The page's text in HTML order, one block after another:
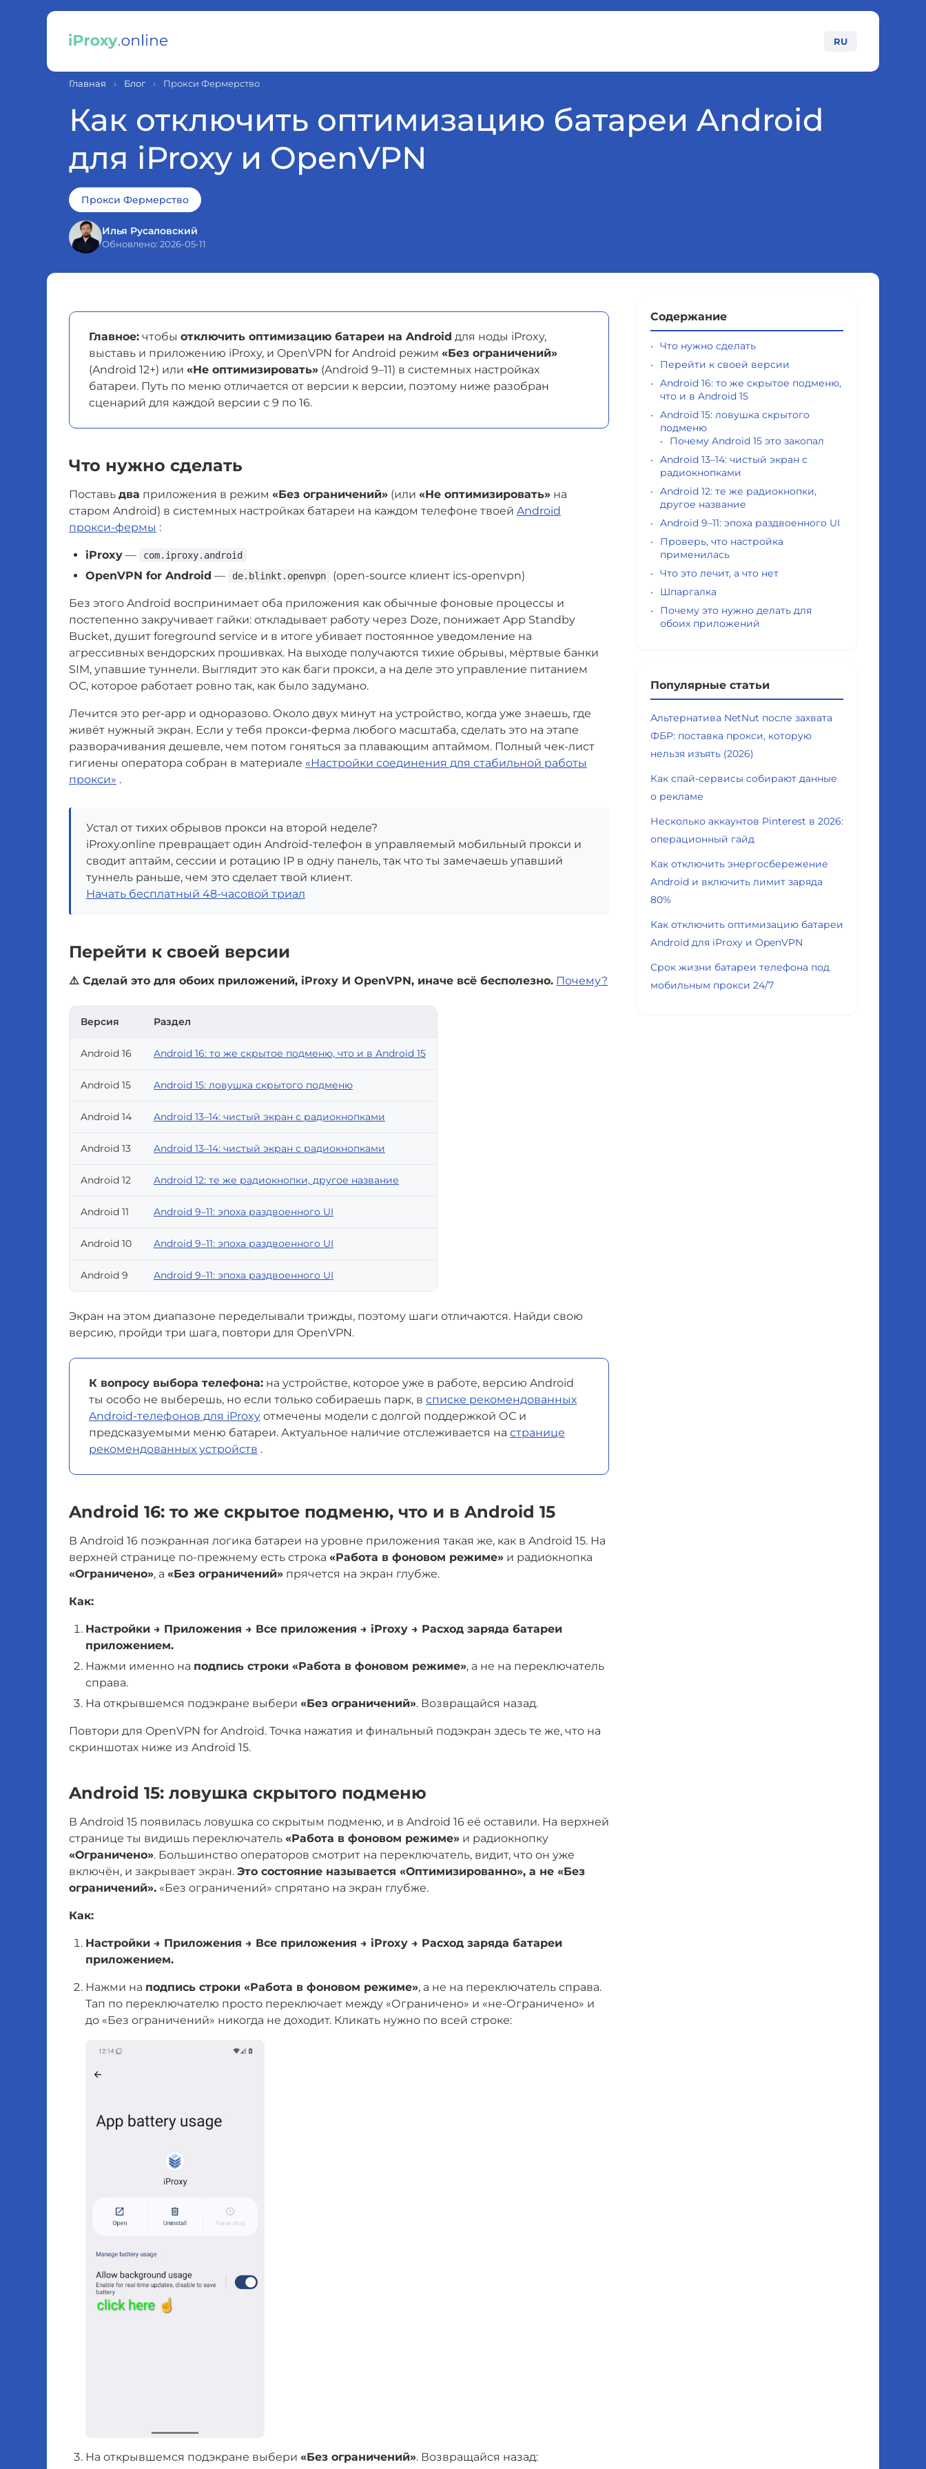
RU
Главная › Блог › Прокси Фермерство
Как отключить оптимизацию батареи Android
для iProxy и OpenVPN
Прокси Фермерство
Илья Русаловский
Обновлено: 2026-05-11
Главное: чтобы отключить оптимизацию батареи на Android для ноды iProxy,
выставь и приложению iProxy, и OpenVPN for Android режим «Без ограничений»
(Android 12+) или «Не оптимизировать» (Android 9–11) в системных настройках
батареи. Путь по меню отличается от версии к версии, поэтому ниже разобран
сценарий для каждой версии с 9 по 16.
Что нужно сделать
Поставь два приложения в режим «Без ограничений» (или «Не оптимизировать» на
старом Android) в системных настройках батареи на каждом телефоне твоей Android
прокси-фермы :
iProxy — com.iproxy.android
OpenVPN for Android — de.blinkt.openvpn (open-source клиент ics-openvpn)
Без этого Android воспринимает оба приложения как обычные фоновые процессы и
постепенно закручивает гайки: откладывает работу через Doze, понижает App Standby
Bucket, душит foreground service и в итоге убивает постоянное уведомление на
агрессивных вендорских прошивках. На выходе получаются тихие обрывы, мёртвые банки
SIM, упавшие туннели. Выглядит это как баги прокси, а на деле это управление питанием
ОС, которое работает ровно так, как было задумано.
Лечится это per-app и одноразово. Около двух минут на устройство, когда уже знаешь, где
живёт нужный экран. Если у тебя прокси-ферма любого масштаба, сделать это на этапе
разворачивания дешевле, чем потом гоняться за плавающим аптаймом. Полный чек-лист
гигиены оператора собран в материале «Настройки соединения для стабильной работы
прокси» .
Устал от тихих обрывов прокси на второй неделе?
iProxy.online превращает один Android-телефон в управляемый мобильный прокси и
сводит аптайм, сессии и ротацию IP в одну панель, так что ты замечаешь упавший
туннель раньше, чем это сделает твой клиент.
Начать бесплатный 48-часовой триал
Перейти к своей версии
⚠️ Сделай это для обоих приложений, iProxy И OpenVPN, иначе всё бесполезно. Почему?
Версия Раздел
Android 16 Android 16: то же скрытое подменю, что и в Android 15
Android 15 Android 15: ловушка скрытого подменю
Android 14 Android 13–14: чистый экран с радиокнопками
Android 13 Android 13–14: чистый экран с радиокнопками
Android 12 Android 12: те же радиокнопки, другое название
Android 11 Android 9–11: эпоха раздвоенного UI
Android 10 Android 9–11: эпоха раздвоенного UI
Android 9 Android 9–11: эпоха раздвоенного UI
Экран на этом диапазоне переделывали трижды, поэтому шаги отличаются. Найди свою
версию, пройди три шага, повтори для OpenVPN.
К вопросу выбора телефона: на устройстве, которое уже в работе, версию Android
ты особо не выберешь, но если только собираешь парк, в списке рекомендованных
Android-телефонов для iProxy отмечены модели с долгой поддержкой ОС и
предсказуемыми меню батареи. Актуальное наличие отслеживается на странице
рекомендованных устройств .
Android 16: то же скрытое подменю, что и в Android 15
В Android 16 поэкранная логика батареи на уровне приложения такая же, как в Android 15. На
верхней странице по-прежнему есть строка «Работа в фоновом режиме» и радиокнопка
«Ограничено», а «Без ограничений» прячется на экран глубже.
Как:
Настройки → Приложения → Все приложения → iProxy → Расход заряда батареи
приложением.
Нажми именно на подпись строки «Работа в фоновом режиме», а не на переключатель
справа.
На открывшемся подэкране выбери «Без ограничений». Возвращайся назад.
Повтори для OpenVPN for Android. Точка нажатия и финальный подэкран здесь те же, что на
скриншотах ниже из Android 15.
Android 15: ловушка скрытого подменю
В Android 15 появилась ловушка со скрытым подменю, и в Android 16 её оставили. На верхней
странице ты видишь переключатель «Работа в фоновом режиме» и радиокнопку
«Ограничено». Большинство операторов смотрит на переключатель, видит, что он уже
включён, и закрывает экран. Это состояние называется «Оптимизированно», а не «Без
ограничений». «Без ограничений» спрятано на экран глубже.
Как:
Настройки → Приложения → Все приложения → iProxy → Расход заряда батареи
приложением.
Нажми на подпись строки «Работа в фоновом режиме», а не на переключатель справа.
Тап по переключателю просто переключает между «Ограничено» и «не-Ограничено» и
до «Без ограничений» никогда не доходит. Кликать нужно по всей строке:
На открывшемся подэкране выбери «Без ограничений». Возвращайся назад:
Содержание
Что нужно сделать
Перейти к своей версии
Android 16: то же скрытое подменю,
что и в Android 15
Android 15: ловушка скрытого
подменю
Почему Android 15 это закопал
Android 13–14: чистый экран с
радиокнопками
Android 12: те же радиокнопки,
другое название
Android 9–11: эпоха раздвоенного UI
Проверь, что настройка
применилась
Что это лечит, а что нет
Шпаргалка
Почему это нужно делать для
обоих приложений
Популярные статьи
Альтернатива NetNut после захвата
ФБР: поставка прокси, которую
нельзя изъять (2026)
Как спай-сервисы собирают данные
о рекламе
Несколько аккаунтов Pinterest в 2026:
операционный гайд
Как отключить энергосбережение
Android и включить лимит заряда
80%
Как отключить оптимизацию батареи
Android для iProxy и OpenVPN
Срок жизни батареи телефона под
мобильным прокси 24/7